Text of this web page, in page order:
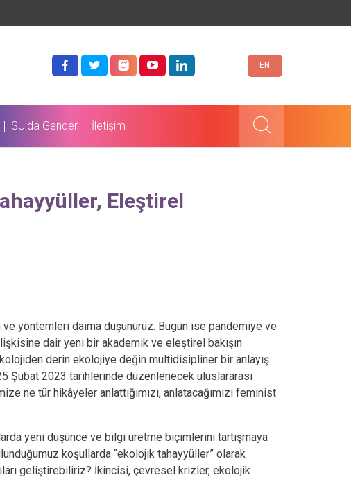
EN
SU'da Gender İletişim
Eleştirel
yöntemleri daima düşünürüz. Bugün ise pandemiye ve
dair yeni bir akademik ve eleştirel bakışın
derin ekolojiye değin multidisipliner bir anlayış
Şubat 2023 tarihlerinde düzenlenecek uluslararası
ne tür hikâyeler anlattığımızı, anlatacağımızı feminist
yeni düşünce ve bilgi üretme biçimlerini tartışmaya
koşullarda “ekolojik tahayyüller” olarak
geliştirebiliriz? İkincisi, çevresel krizler, ekolojik